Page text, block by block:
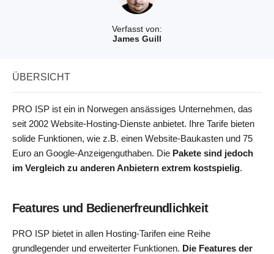
Verfasst von:
James Guill
ÜBERSICHT
PRO ISP ist ein in Norwegen ansässiges Unternehmen, das
seit 2002 Website-Hosting-Dienste anbietet. Ihre Tarife bieten
solide Funktionen, wie z.B. einen Website-Baukasten und 75
Euro an Google-Anzeigenguthaben. Die Pakete sind jedoch
im Vergleich zu anderen Anbietern extrem kostspielig.
Features und Bedienerfreundlichkeit
PRO ISP bietet in allen Hosting-Tarifen eine Reihe
grundlegender und erweiterter Funktionen. Die Features der